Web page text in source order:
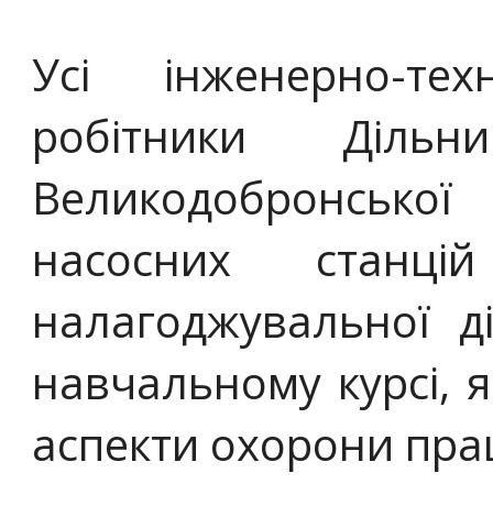
Усі інженерно-
робітники
насосних
налагоджувальної
навчальному курсі,
аспекти охорони